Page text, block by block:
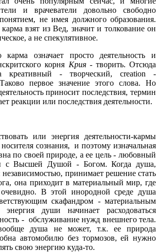
и врачеватели довольно свободно
не имея должного образования.
взят из Вед, значит и толкование он
а не спекулятивное.
карма означает просто деятельность и
корня Крия- творить. Отсюда
креативный - творческий, creation -
первое значение этого слова. Но
приносит последствия, термин
реакции или последствия деятельности.
или энергия деятельности-кармы
сознания, и поэтому изначальная
по своей природе, а ее цель - любовный
с Высшей Душой - Богом. Когда душа,
независимостью, принимает решение стать
она приходит в материальный мир, где
В этой инородной среде душа
скафандром - материальным
души начинает расходоваться
- обслуживание нужд внешнего тела.
душа не может, т.к. ее природа
автомобилю без тормозов, ей нужно
свою энергию куда-то.